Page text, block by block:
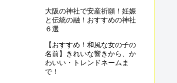
大阪の神社で安産祈願！妊娠
と伝統の融！おすすめの神社
６選
【おすすめ！和風な女の子の
名前】きれいな響きから、か
わいい・トレンドネームま
で！